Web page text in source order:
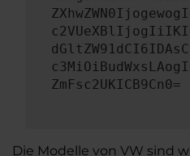
ZmFsc2UKICB9Cn0=
Die Modelle von VW sind